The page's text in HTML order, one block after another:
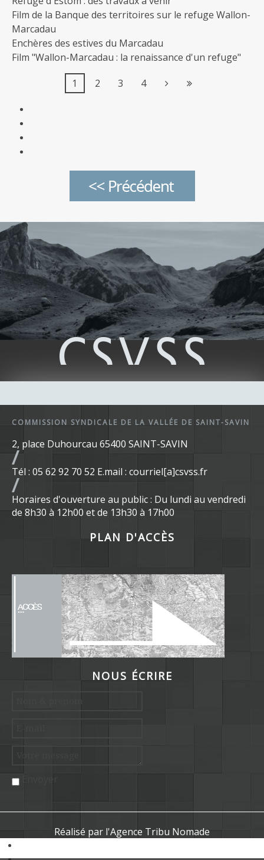
Film de la Banque des territoires sur le refuge Wallon-
Marcadau
Enchères des estives du Marcadau
Film "Wallon-Marcadau : la renaissance d'un refuge"
1
2 3 4
COMMISSION SYNDICALE DE LA VALLÉE DE SAINT-SAVIN
2, place Duhourcau 65400 SAINT-SAVIN
Tél : 05 62 92 70 52 E.mail : courriel[a]csvss.fr
Horaires d'ouverture au public : Du lundi au vendredi
de 8h30 à 12h00 et de 13h30 à 17h00
PLAN D'ACCÈS
NOUS ÉCRIRE
Envoyer
Réalisé par l'Agence Tribu Nomade